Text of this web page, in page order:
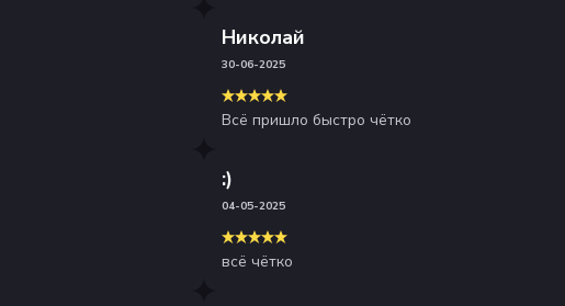
Николай
30-06-2025
Всё пришло быстро чётко
:)
04-05-2025
всё чётко